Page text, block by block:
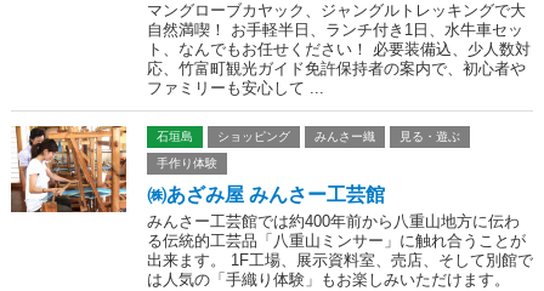
マングローブカヤック、ジャングルトレッキングで大
自然満喫！ お手軽半日、ランチ付き1日、水牛車セッ
ト、なんでもお任せください！ 必要装備込、少人数対
応、竹富町観光ガイド免許保持者の案内で、初心者や
ファミリーも安心して ...
石垣島 ショッピング みんさー織
見る・遊ぶ
手作り体験
㈱あざみ屋 みんさー工芸館
みんさー工芸館では約400年前から八重山地方に伝わ
る伝統的工芸品「八重山ミンサー」に触れ合うことが
出来ます。 1F工場、展示資料室、売店、そして別館で
は人気の「手織り体験」もお楽しみいただけます。